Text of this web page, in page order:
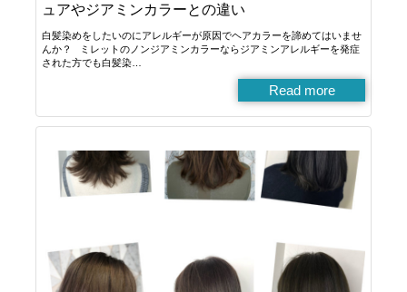
ュアやジアミンカラーとの違い
白髪染めをしたいのにアレルギーが原因でヘアカラーを諦めてはいませ
んか？ ミレットのノンジアミンカラーならジアミンアレルギーを発症
された方でも白髪染…
Read more